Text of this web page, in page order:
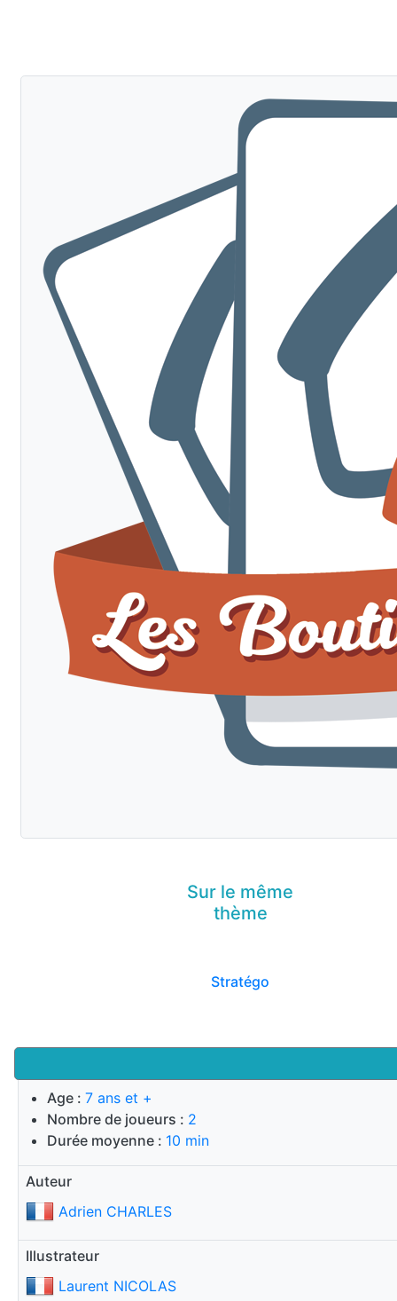
Age : 7 ans et +
Nombre de joueurs : 2
Durée moyenne : 10 min
Auteur
Adrien CHARLES
Illustrateur
Laurent NICOLAS
Sur le même
thème
Stratégo